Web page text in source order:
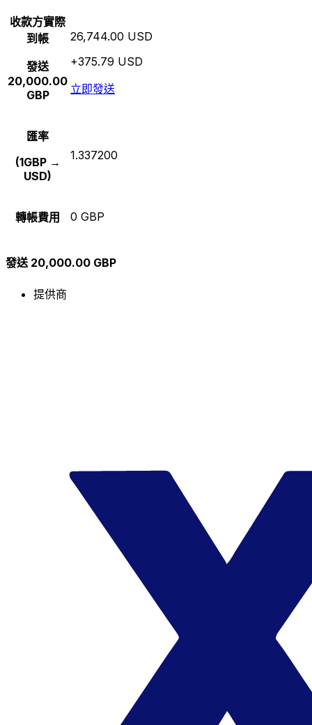
收款方實際
到帳
發送
20,000.00
GBP
26,744.00 USD
+375.79 USD
立即發送
匯率
(1GBP →
USD)
1.337200
轉帳費用 0 GBP
發送 20,000.00 GBP
提供商